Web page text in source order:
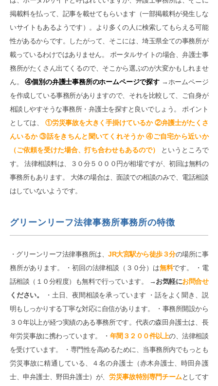
掲載料を払って、記事を載せてもらいます（一部掲載料が発生しな
いサイトもあるようです）。より多くの人に検索してもらえる可能
性があるからです。したがって、そこには、埼玉県全ての事務所が
載っているわけではありません。 ポータルサイトの場合、弁護士事
務所がたくさん出てくるので、そこから選ぶのが大変かもしれませ
ん。④個別の弁護士事務所のホームページで探す→ホームページ
を作成している事務所がありますので、それを比較して、ご自身が
相談しやすそうな事務所・弁護士を探すと良いでしょう。 ポイント
としては、 ①労災事故を大きく手掛けているか ②弁護士がたくさ
んいるか ③話をきちんと聞いてくれそうか ④ご自宅から近いか
（ご依頼を受けた場合、打ち合わせもあるので）
というところで
す。 法律相談料は、３０分５０００円が相場ですが、初回は無料の
事務所もあります。 大体の場合は、面談での相談のみで、電話相談
はしていないようです。
グリーンリーフ法律事務所事務所の特徴
・グリーンリーフ法律事務所は、JR大宮駅から徒歩３分の場所に事
務所があります。 ・初回の法律相談（３０分）は無料です。 ・電
話相談（１０分程度）も無料で行っています。
→お気軽にお問合せ
ください。
・土日、夜間相談を承っています ・話をよく聞き、説
明もしっかりする丁寧な対応に自信があります。 ・事務所開設から
３０年以上が経つ実績のある事務所です。代表の森田弁護士は、長
年労災事故に携わっています。 ・ 年間３２００件以上の、法律相談
を受けています。 ・専門性を高めるために、当事務所内でもっとも
労災事故に精通している、４名の弁護士（赤木弁護士、時田弁護
士、申弁護士、野田弁護士）が、労災事故特別専門チームとしてす